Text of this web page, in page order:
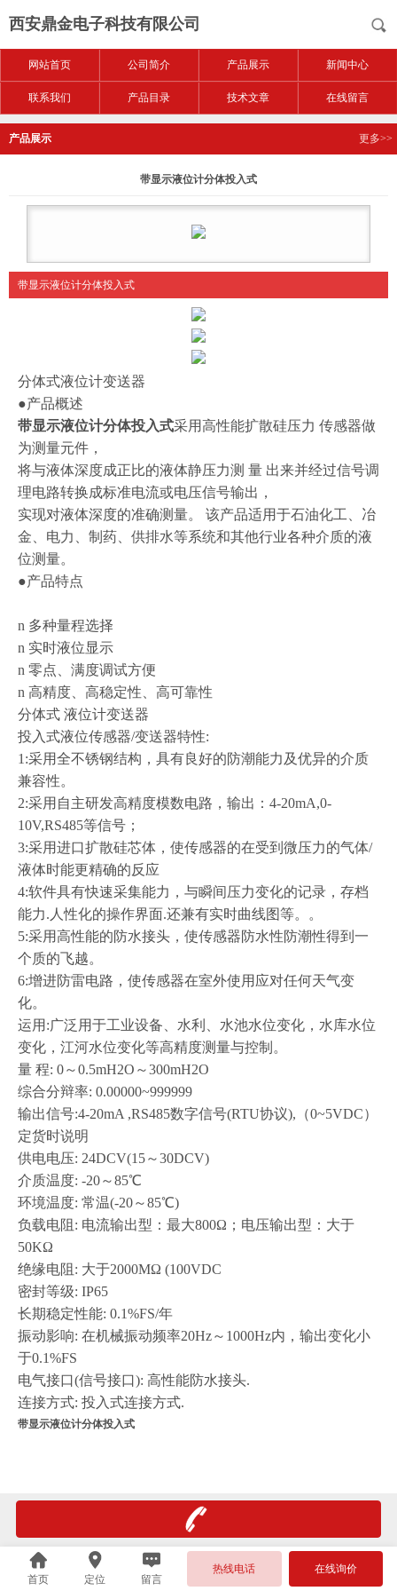
西安鼎金电子科技有限公司
网站首页 公司简介 产品展示 新闻中心
联系我们 产品目录 技术文章 在线留言
产品展示 更多>>
带显示液位计分体投入式
带显示液位计分体投入式
分体式液位计变送器
●产品概述
带显示液位计分体投入式采用高性能扩散硅压力 传感器做
为测量元件，
将与液体深度成正比的液体静压力测 量 出来并经过信号调
理电路转换成标准电流或电压信号输出，
实现对液体深度的准确测量。
该产品适用于石油化工、冶
金、电力、制药、供排水等系统和其他行业各种介质的液
位测量。
●产品特点
n 多种量程选择
n 实时液位显示
n 零点、满度调试方便
n 高精度、高稳定性、高可靠性
分体式 液位计变送器
投入式液位传感器/变送器特性:
1:采用全不锈钢结构，具有良好的防潮能力及优异的介质
兼容性。
2:采用自主研发高精度模数电路，输出：4-20mA,0-
10V,RS485等信号；
3:采用进口扩散硅芯体，使传感器的在受到微压力的气体/
液体时能更精确的反应
4:软件具有快速采集能力，与瞬间压力变化的记录，存档
能力.人性化的操作界面.还兼有实时曲线图等。。
5:采用高性能的防水接头，使传感器防水性防潮性得到一
个质的飞越。
6:增进防雷电路，使传感器在室外使用应对任何天气变
化。
运用 :广泛用于工业设备、水利、水池水位变化，水库水位
变化，江河水位变化等高精度测量与控制。
量 程: 0～0.5mH2O～300mH2O
综合分辩率: 0.00000~999999
输出信号:4-20mA ,RS485数字信号(RTU协议),（0~5VDC）
定货时说明
供电电压: 24DCV(15～30DCV)
介质温度: -20～85℃
环境温度: 常温(-20～85℃)
负载电阻 : 电流输出型：最大800Ω；电压输出型：大于
50KΩ
绝缘电阻 : 大于2000MΩ (100VDC
密封等级: IP65
长期稳定性能: 0.1%FS/年
振动影响: 在机械振动频率20Hz～1000Hz内，输出变化小
于0.1%FS
电气接口(信号接口): 高性能防水接头.
连接方式: 投入式连接方式.
带显示液位计分体投入式
首页 定位 留言
热线电话 在线询价